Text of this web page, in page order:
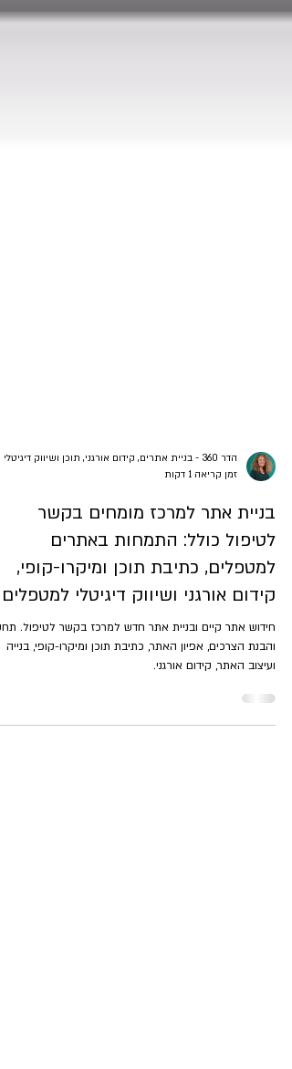
הדר 360 - בניית אתרים, קידום אורגני, תוכן ושיווק דיגיטלי
זמן קריאה 1 דקות
בניית אתר למרכז מומחים בקשר
לטיפול כולל: התמחות באתרים
למטפלים, כתיבת תוכן ומיקרו-קופי,
קידום אורגני ושיווק דיגיטלי למטפלים
והבנת הצרכים, אפיון האתר, כתיבת תוכן ומיקרו-קופי, בנייה
ועיצוב האתר, קידום אורגני.